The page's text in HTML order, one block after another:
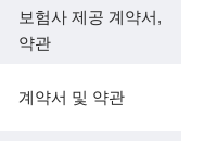
보험사 제공 계약서,
약관
계약서 및 약관